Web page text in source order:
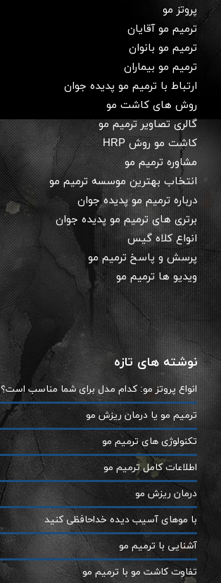
پروتز مو
ترمیم مو آقایان
ترمیم مو بانوان
ترمیم مو بیماران
ارتباط با ترمیم مو پدیده جوان
روش های کاشت مو
گالری تصاویر ترمیم مو
کاشت مو روش HRP
مشاوره ترمیم مو
انتخاب بهترین موسسه ترمیم مو
درباره ترمیم مو پدیده جوان
برتری های ترمیم مو پدیده جوان
انواع کلاه گیس
پرسش و پاسخ ترمیم مو
ویدیو ها ترمیم مو
نوشته های تازه
انواع پروتز مو: کدام مدل برای شما مناسب است؟
ترمیم مو یا درمان ریزش مو
تکنولوژی های ترمیم مو
اطلاعات کامل ترمیم مو
درمان ریزش مو
با موهای آسیب دیده خداحافظی کنید
آشنایی با ترمیم مو
تفاوت کاشت مو با ترمیم مو